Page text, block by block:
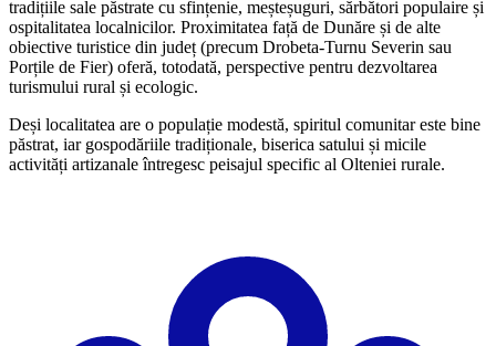
tradițiile sale păstrate cu sfințenie, meșteșuguri, sărbători populaire și
ospitalitatea localnicilor. Proximitatea față de Dunăre și de alte
obiective turistice din județ (precum Drobeta-Turnu Severin sau
Porțile de Fier) oferă, totodată, perspective pentru dezvoltarea
turismului rural și ecologic.
Deși localitatea are o populație modestă, spiritul comunitar este bine
păstrat, iar gospodăriile tradiționale, biserica satului și micile
activități artizanale întregesc peisajul specific al Olteniei rurale.